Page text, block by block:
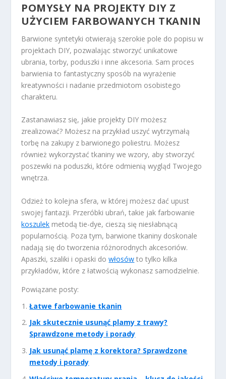
POMYSŁY NA PROJEKTY DIY Z
UŻYCIEM FARBOWANYCH TKANIN
Barwione syntetyki otwierają szerokie pole do popisu w
projektach DIY, pozwalając stworzyć unikatowe
ubrania, torby, poduszki i inne akcesoria. Sam proces
barwienia to fantastyczny sposób na wyrażenie
kreatywności i nadanie przedmiotom osobistego
charakteru.
Zastanawiasz się, jakie projekty DIY możesz
zrealizować? Możesz na przykład uszyć wytrzymałą
torbę na zakupy z barwionego poliestru. Możesz
również wykorzystać tkaniny we wzory, aby stworzyć
poszewki na poduszki, które odmienią wygląd Twojego
wnętrza.
Odzież to kolejna sfera, w której możesz dać upust
swojej fantazji. Przeróbki ubrań, takie jak farbowanie
koszulek metodą tie-dye, cieszą się niesłabnącą
popularnością. Poza tym, barwione tkaniny doskonale
nadają się do tworzenia różnorodnych akcesoriów.
Apaszki, szaliki i opaski dowłosów to tylko kilka
przykładów, które z łatwością wykonasz samodzielnie.
Powiązane posty:
Łatwe farbowanie tkanin
Jak skutecznie usunąć plamy z trawy?
Sprawdzone metody i porady
Jak usunąć plamę z korektora? Sprawdzone
metody i porady